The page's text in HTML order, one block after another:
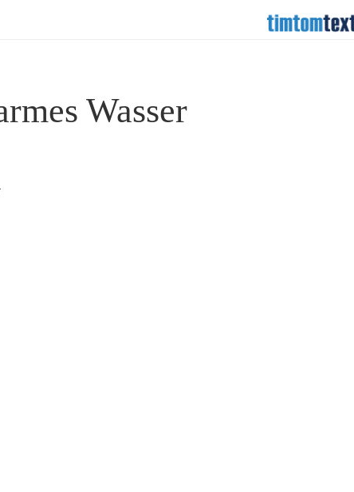
Wasser